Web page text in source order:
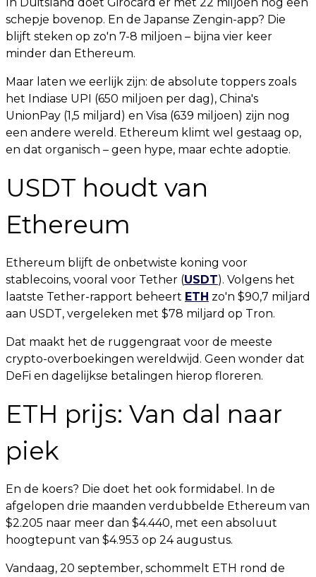
schepje bovenop. En de Japanse Zengin-app? Die
blijft steken op zo'n 7-8 miljoen – bijna vier keer
minder dan Ethereum.
Maar laten we eerlijk zijn: de absolute toppers zoals
het Indiase UPI (650 miljoen per dag), China's
UnionPay (1,5 miljard) en Visa (639 miljoen) zijn nog
een andere wereld. Ethereum klimt wel gestaag op,
en dat organisch – geen hype, maar echte adoptie.
USDT houdt van
Ethereum
Ethereum blijft de onbetwiste koning voor
stablecoins, vooral voor Tether (USDT). Volgens het
laatste Tether-rapport beheert ETH zo'n $90,7 miljard
aan USDT, vergeleken met $78 miljard op Tron.
Dat maakt het de ruggengraat voor de meeste
crypto-overboekingen wereldwijd. Geen wonder dat
DeFi en dagelijkse betalingen hierop floreren.
ETH prijs: Van dal naar
piek
En de koers? Die doet het ook formidabel. In de
afgelopen drie maanden verdubbelde Ethereum van
$2.205 naar meer dan $4.440, met een absoluut
hoogtepunt van $4.953 op 24 augustus.
Vandaag, 20 september, schommelt ETH rond de